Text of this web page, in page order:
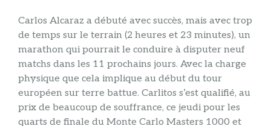
Carlos Alcaraz a débuté avec succès, mais avec trop
de temps sur le terrain (2 heures et 23 minutes), un
marathon qui pourrait le conduire à disputer neuf
matchs dans les 11 prochains jours. Avec la charge
physique que cela implique au début du tour
européen sur terre battue. Carlitos s’est qualifié, au
prix de beaucoup de souffrance, ce jeudi pour les
quarts de finale du Monte Carlo Masters 1000 et